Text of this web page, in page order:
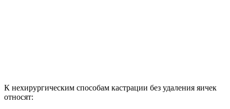
К нехирургическим способам кастрации без удаления яичек
относят: